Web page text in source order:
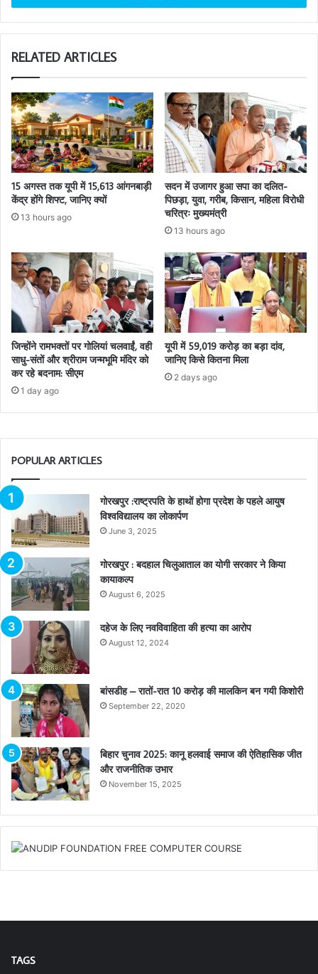
RELATED ARTICLES
15 अगस्त तक यूपी में 15,613 आंगनबाड़ी
केंद्र होंगे शिफ्ट, जानिए क्यों
13 hours ago
सदन में उजागर हुआ सपा का दलित-
पिछड़ा, युवा, गरीब, किसान, महिला विरोधी
चरित्रः मुख्यमंत्री
13 hours ago
जिन्होंने रामभक्तों पर गोलियां चलवाईं, वही
साधु-संतों और श्रीराम जन्मभूमि मंदिर को
कर रहे बदनाम: सीएम
1 day ago
यूपी में 59,019 करोड़ का बड़ा दांव,
जानिए किसे कितना मिला
2 days ago
POPULAR ARTICLES
गोरखपुर :राष्ट्रपति के हाथों होगा प्रदेश के पहले आयुष
विश्वविद्यालय का लोकार्पण
June 3, 2025
गोरखपुर : बदहाल चिलुआताल का योगी सरकार ने किया
कायाकल्प
August 6, 2025
दहेज के लिए नवविवाहिता की हत्या का आरोप
August 12, 2024
बांसडीह – रातों-रात 10 करोड़ की मालकिन बन गयी किशोरी
September 22, 2020
बिहार चुनाव 2025: कानू हलवाई समाज की ऐतिहासिक जीत
और राजनीतिक उभार
November 15, 2025
TAGS